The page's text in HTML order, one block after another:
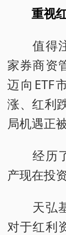
重视红
值得注
家券商资
迈向ETF
涨、红利
局机遇正
经历了
产现在投
天弘基
对于红利